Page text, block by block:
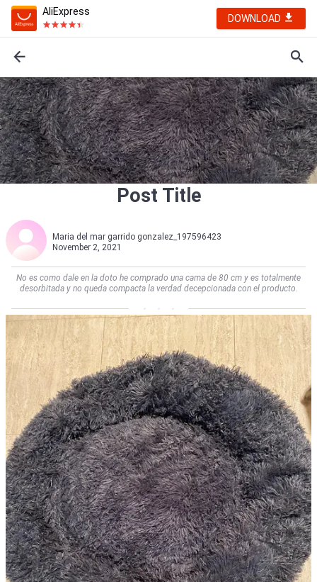
AliExpress
DOWNLOAD
Post Title
Maria del mar garrido gonzalez_197596423
November 2, 2021
No es como dale en la doto he comprado una cama de 80 cm y es totalmente
desorbitada y no queda compacta la verdad decepcionada con el producto.